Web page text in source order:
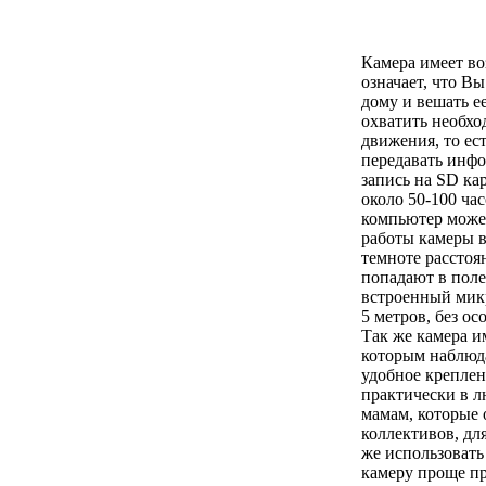
Камера имеет
означает, что
дому и вешать
охватить
движения, то
передавать
запись на SD
около 50-100
компьютер
работы камеры
темноте
попадают в
встроенный
5 метров, без
Так же камера
которым
удобное
практически в
мамам, которые
коллективов,
же
камеру проще